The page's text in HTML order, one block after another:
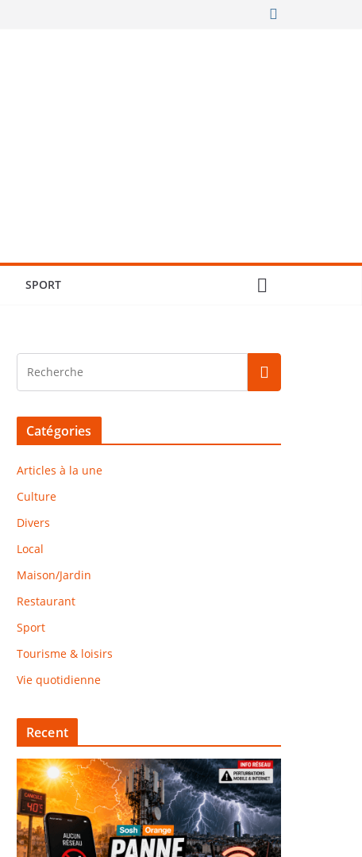
SPORT
Catégories
Articles à la une
Culture
Divers
Local
Maison/Jardin
Restaurant
Sport
Tourisme & loisirs
Vie quotidienne
Recent